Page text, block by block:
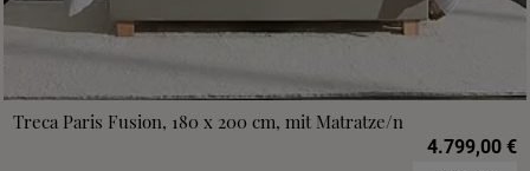
Treca Paris Fusion, 180 x 200 cm, mit Matratze/n
4.799,00 €